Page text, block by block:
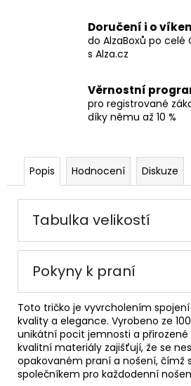
Doručení i o
do AlzaBoxů po celé
s Alza.cz
Věrnostní
pro registrované
díky němu až 10 %
Popis Hodnocení Diskuze
Tabulka velikostí
Pokyny k praní
Toto tričko je vyvrcholením
kvality a elegance. Vyrobeno ze
unikátní pocit jemnosti a přirozené
kvalitní materiály zajišťují, že se
opakovaném praní a nošení, čímž
společníkem pro každodenní